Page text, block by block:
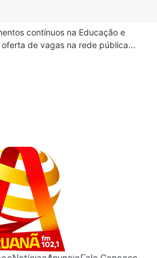
contínuos na Educação e
de vagas na rede pública...